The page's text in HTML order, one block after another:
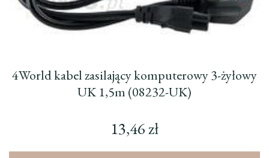
4World kabel zasilający komputerowy 3-żyłowy
UK 1,5m (08232-UK)
13,46zł